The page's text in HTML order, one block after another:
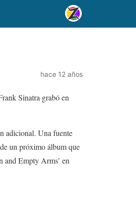
hace 12 años
Sinatra grabó en
adicional. Una fuente
un próximo álbum que
and Empty Arms’ en